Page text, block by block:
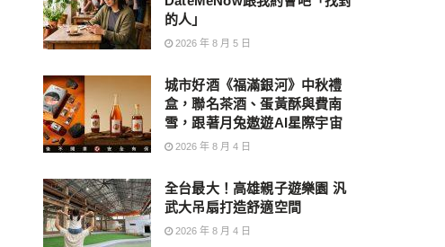
的人」
2026 年 8 月 5 日
城市好酒《福滿銀河》中秋禮
盒，聯名茶酒、蛋黃酥與費南
雪，跟著月兔遨遊AI星際宇宙
2026 年 8 月 4 日
全台最大！高雄親子遊樂園 汎
武大吊扇打造舒適空間
2026 年 8 月 4 日